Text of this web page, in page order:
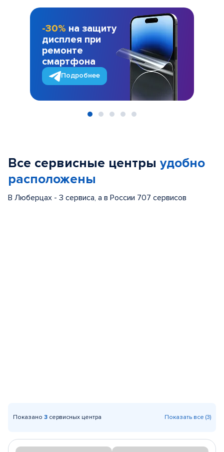
-30% на защиту
дисплея при
ремонте
смартфона
Подробнее
Все сервисные центры удобно
расположены
В Люберцах - 3 сервиса, а в России 707 сервисов
Показано 3 сервисных центра Показать все (3)